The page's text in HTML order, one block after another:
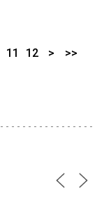
11 12 > >>